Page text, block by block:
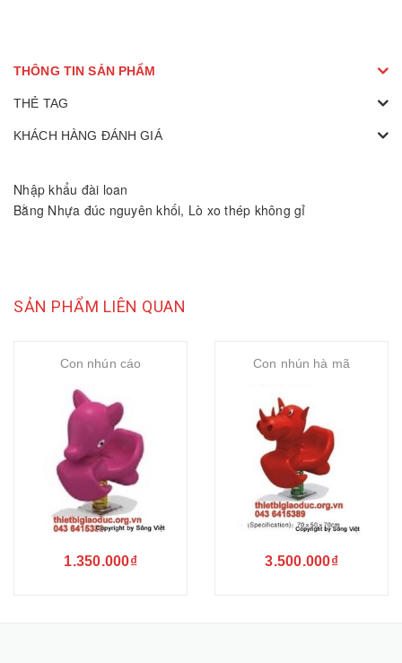
THÔNG TIN SẢN PHẨM
THẺ TAG
KHÁCH HÀNG ĐÁNH GIÁ
Nhập khẩu đài loan
Bằng Nhựa đúc nguyên khối, Lò xo thép không gỉ
SẢN PHẨM LIÊN QUAN
Con nhún cáo
1.350.000₫
Con nhún hà mã
3.500.000₫